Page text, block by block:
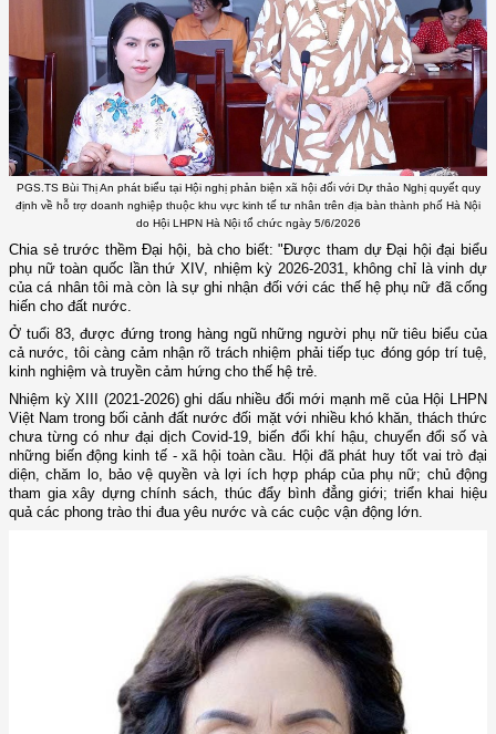
PGS.TS Bùi Thị An phát biểu tại Hội nghị phản biện xã hội đối với Dự thảo Nghị quyết quy
định về hỗ trợ doanh nghiệp thuộc khu vực kinh tế tư nhân trên địa bàn thành phố Hà Nội
do Hội LHPN Hà Nội tổ chức ngày 5/6/2026
Chia sẻ trước thềm Đại hội, bà cho biết: "Được tham dự Đại hội đại biểu
phụ nữ toàn quốc lần thứ XIV, nhiệm kỳ 2026-2031, không chỉ là vinh dự
của cá nhân tôi mà còn là sự ghi nhận đối với các thế hệ phụ nữ đã cống
hiến cho đất nước.
Ở tuổi 83, được đứng trong hàng ngũ những người phụ nữ tiêu biểu của
cả nước, tôi càng cảm nhận rõ trách nhiệm phải tiếp tục đóng góp trí tuệ,
kinh nghiệm và truyền cảm hứng cho thế hệ trẻ.
Nhiệm kỳ XIII (2021-2026) ghi dấu nhiều đổi mới mạnh mẽ của Hội LHPN
Việt Nam trong bối cảnh đất nước đối mặt với nhiều khó khăn, thách thức
chưa từng có như đại dịch Covid-19, biến đổi khí hậu, chuyển đổi số và
những biến động kinh tế - xã hội toàn cầu. Hội đã phát huy tốt vai trò đại
diện, chăm lo, bảo vệ quyền và lợi ích hợp pháp của phụ nữ; chủ động
tham gia xây dựng chính sách, thúc đẩy bình đẳng giới; triển khai hiệu
quả các phong trào thi đua yêu nước và các cuộc vận động lớn.